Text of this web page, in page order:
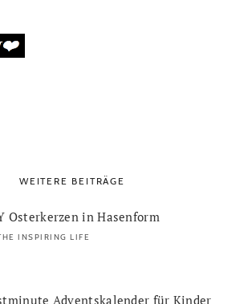
WEITERE BEITRÄGE
Osterkerzen in Hasenform
INSPIRING LIFE
Adventskalender für Kinder